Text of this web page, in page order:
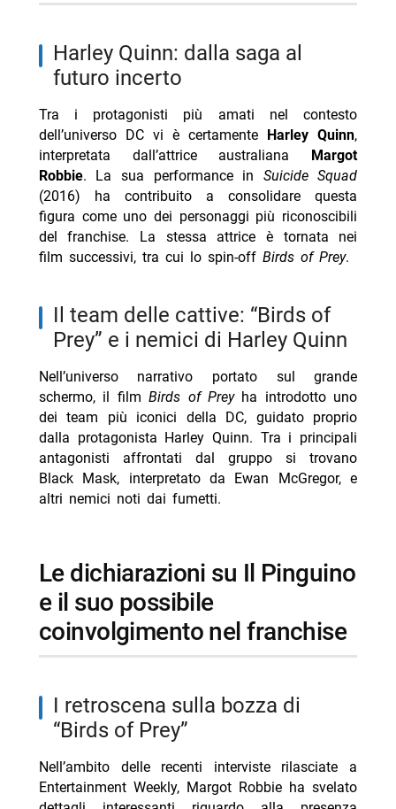
Harley Quinn: dalla saga al
futuro incerto
Tra i protagonisti più amati nel contesto
dell’universo DC vi è certamente
Harley Quinn,
interpretata dall’attrice australiana
Margot
Robbie. La sua performance in Suicide Squad
(2016) ha contribuito a consolidare questa
figura come uno dei personaggi più riconoscibili
del franchise. La stessa attrice è tornata nei
film successivi, tra cui lo spin-off Birds of Prey.
Il team delle cattive: “Birds of
Prey” e i nemici di Harley Quinn
Nell’universo narrativo portato sul grande
schermo, il filmBirds of Preyha introdotto uno
dei team più iconici della DC, guidato proprio
dalla protagonista Harley Quinn. Tra i principali
antagonisti affrontati dal gruppo si trovano
Black Mask, interpretato da Ewan McGregor, e
altri nemici noti dai fumetti.
Le dichiarazioni su Il Pinguino
e il suo possibile
coinvolgimento nel franchise
I retroscena sulla bozza di
“Birds of Prey”
Nell’ambito delle recenti interviste rilasciate a
Entertainment Weekly, Margot Robbie ha svelato